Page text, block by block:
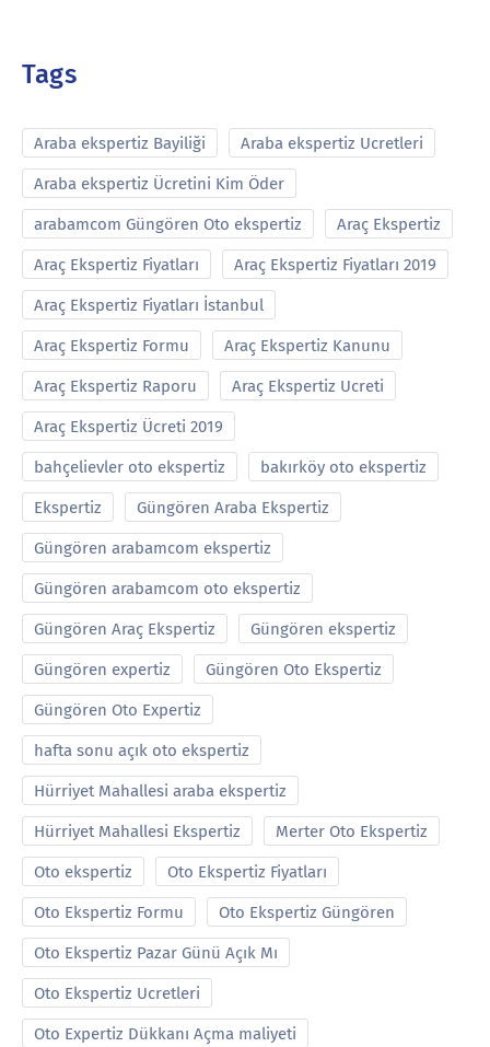
Tags
Araba ekspertiz Bayiliği Araba ekspertiz Ucretleri
Araba ekspertiz Ücretini Kim Öder
arabamcom Güngören Oto ekspertiz Araç Ekspertiz
Araç Ekspertiz Fiyatları Araç Ekspertiz Fiyatları 2019
Araç Ekspertiz Fiyatları İstanbul
Araç Ekspertiz Formu Araç Ekspertiz Kanunu
Araç Ekspertiz Raporu Araç Ekspertiz Ucreti
Araç Ekspertiz Ücreti 2019
bahçelievler oto ekspertiz bakırköy oto ekspertiz
Ekspertiz Güngören Araba Ekspertiz
Güngören arabamcom ekspertiz
Güngören arabamcom oto ekspertiz
Güngören Araç Ekspertiz Güngören ekspertiz
Güngören expertiz Güngören Oto Ekspertiz
Güngören Oto Expertiz
hafta sonu açık oto ekspertiz
Hürriyet Mahallesi araba ekspertiz
Hürriyet Mahallesi Ekspertiz Merter Oto Ekspertiz
Oto ekspertiz Oto Ekspertiz Fiyatları
Oto Ekspertiz Formu Oto Ekspertiz Güngören
Oto Ekspertiz Pazar Günü Açık Mı
Oto Ekspertiz Ucretleri
Oto Expertiz Dükkanı Açma maliyeti